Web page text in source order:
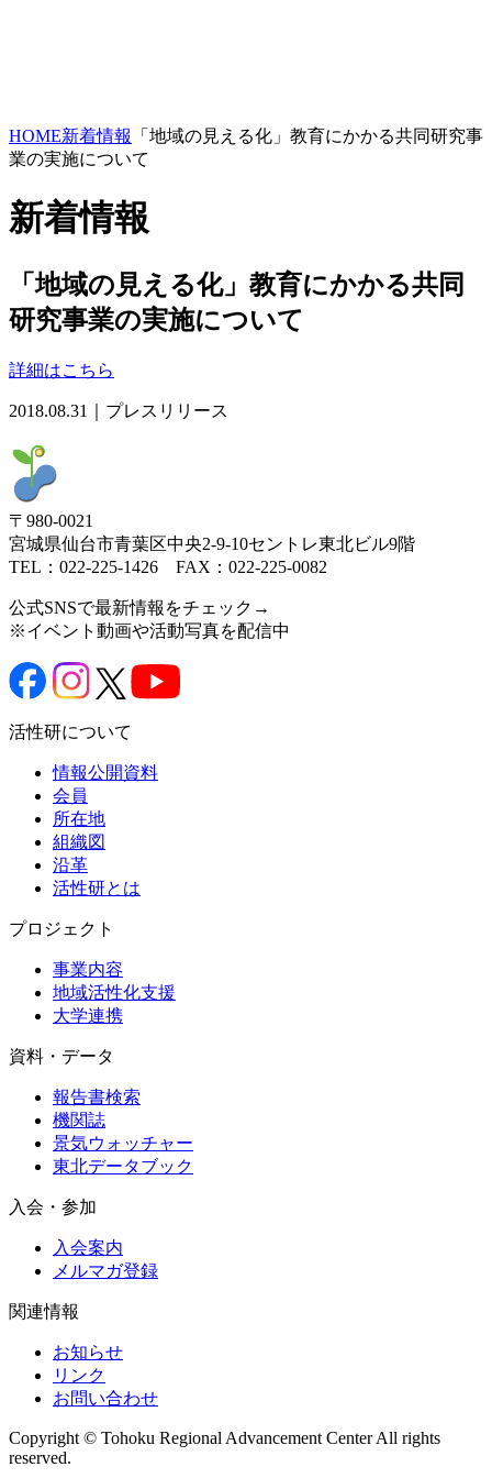
HOME新着情報
「地域の見える化」教育にかかる共同研究事
業の実施について
新着情報
「地域の見える化」教育にかかる共同
研究事業の実施について
詳細はこちら
2018.08.31｜プレスリリース
〒980-0021
宮城県仙台市青葉区中央2-9-10セントレ東北ビル9階
TEL：022-225-1426 FAX：022-225-0082
公式SNSで最新情報をチェック→
※イベント動画や活動写真を配信中
活性研について
情報公開資料
会員
所在地
組織図
沿革
活性研とは
プロジェクト
事業内容
地域活性化支援
大学連携
資料・データ
報告書検索
機関誌
景気ウォッチャー
東北データブック
入会・参加
入会案内
メルマガ登録
関連情報
お知らせ
リンク
お問い合わせ
Copyright © Tohoku Regional Advancement Center All rights
reserved.